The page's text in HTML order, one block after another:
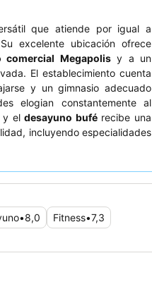
que atiende por igual a
excelente ubicación ofrece
comercial Megapolisy a un
El establecimiento cuenta
y un gimnasio adecuado
elogian constantemente al
y eldesayuno buférecibe una
incluyendo especialidades
no dé a la zona de la piscina.
•8,0 Fitness•7,3